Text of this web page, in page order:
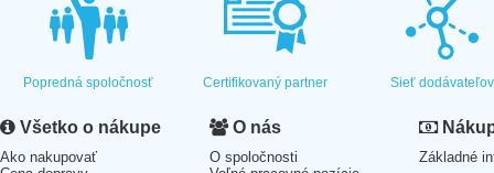
Popredná spoločnosť Certifikovaný partner Sieť dodávateľov
Všetko o nákupe
Ako nakupovať
O nás
O spoločnosti
Základné